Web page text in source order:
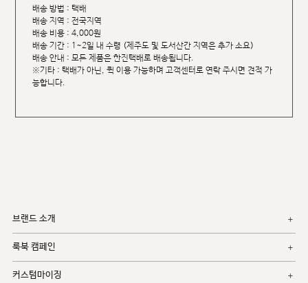
배송 방법 : 택배
배송 지역 : 전국지역
배송 비용 : 4,000원
배송 기간 : 1~2일 내 수령 (제주도 및 도서산간 지역은 추가 소요)
배송 안내 : 모든 제품은 한진택배로 배송됩니다.
※기타 : 택배가 아닌, 퀵 이용 가능하며 고객센터로 연락 주시면 견적 가
능합니다.
브랜드 소개
룩북 캠페인
커스텀마이징